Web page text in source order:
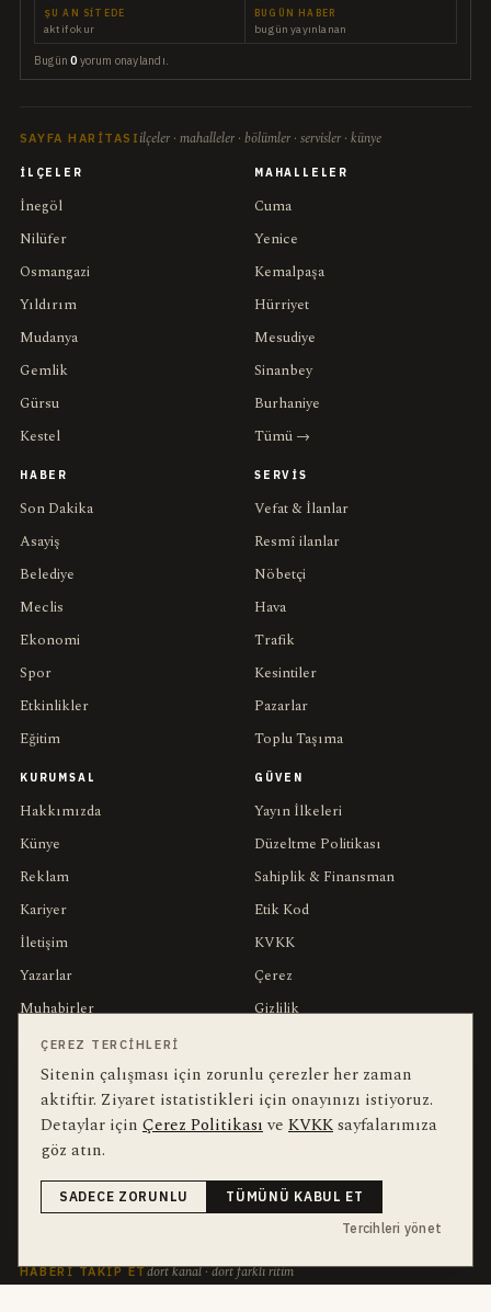
ŞU AN SITEDE
aktif okur
BUGÜN HABER
bugün yayınlanan
Bugün0 yorum onaylandı.
SAYFA HARITASI ilçeler · mahalleler · bölümler · servisler · künye
İLÇELER
İnegöl
Nilüfer
Osmangazi
Yıldırım
Mudanya
Gemlik
Gürsu
Kestel
MAHALLELER
Cuma
Yenice
Kemalpaşa
Hürriyet
Mesudiye
Sinanbey
Burhaniye
Tümü →
HABER
Son Dakika
Asayiş
Belediye
Meclis
Ekonomi
Spor
Etkinlikler
Eğitim
SERVIS
Vefat & İlanlar
Resmî ilanlar
Nöbetçi
Hava
Trafik
Kesintiler
Pazarlar
Toplu Taşıma
KURUMSAL
Hakkımızda
Künye
Reklam
Kariyer
İletişim
Yazarlar
Muhabirler
Editörler
GÜVEN
Yayın İlkeleri
Düzeltme Politikası
Sahiplik & Finansman
Etik Kod
KVKK
Çerez
Gizlilik
YEREL ARANANLAR bu hafta en çok aranan
İnegöl inegol-belediyesi
HABERI TAKIP ETdört kanal · dört farklı ritim
ÇEREZ TERCIHLERI
Sitenin çalışması için zorunlu çerezler her zaman
aktiftir. Ziyaret istatistikleri için onayınızı istiyoruz.
Detaylar için Çerez Politikasıve KVKKsayfalarımıza
göz atın.
SADECE ZORUNLU
TÜMÜNÜ KABUL ET
Tercihleri yönet